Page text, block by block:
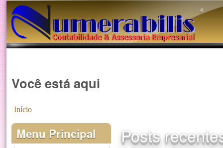
®️
Você está aqui
Início
Posts
Menu Principal